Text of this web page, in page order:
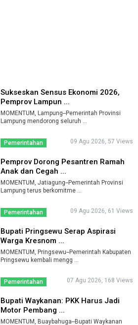
Sukseskan Sensus Ekonomi 2026,
Pemprov Lampun ...
MOMENTUM, Lampung--Pemerintah Provinsi
Pemerintahan 09 Agu 2026, 57 Views
Pemprov Dorong Pesantren Ramah
Anak dan Cegah ...
MOMENTUM, Jatiagung--Pemerintah Provinsi
Lampung terus berkomitme ...
Pemerintahan 09 Agu 2026, 61 Views
Bupati Pringsewu Serap Aspirasi
Warga Kresnom ...
MOMENTUM, Pringsewu--Pemerintah Kabupaten
Pringsewu kembali mengg ...
Pemerintahan 07 Agu 2026, 168 Views
Bupati Waykanan: PKK Harus Jadi
Motor Pembang ...
MOMENTUM, Buaybahuga--Bupati Waykanan